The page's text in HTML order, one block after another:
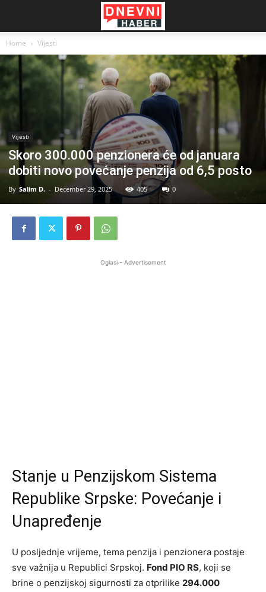
Home Vijesti
Vijesti
Skoro 300.000 penzionera će od januara
dobiti novo povećanje penzija od 6,5 posto
By Salim D. - December 29, 2025 405 0
Oglasi - Advertisement
Stanje u Penzijskom Sistema
Republike Srpske: Povećanje i
Unapređenje
U posljednje vrijeme, tema penzija i penzionera postaje
sve važnija u Republici Srpskoj. Fond PIO RS, koji se
brine o penzijskoj sigurnosti za otprilike 294.000